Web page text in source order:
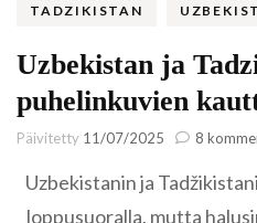
TADZIKISTAN
Uzbekistan ja
puhelinkuvien
Päivitetty 11/07/2025 8
Uzbekistanin ja
loppusuoralla, mutta